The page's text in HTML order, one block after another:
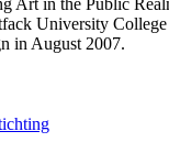
University
in August 2007.